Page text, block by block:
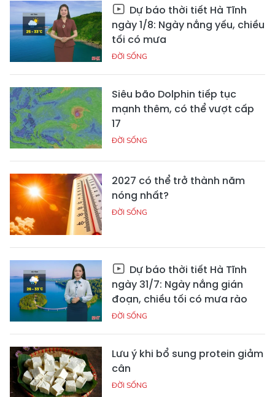
Dự báo thời tiết Hà Tĩnh
ngày 1/8: Ngày nắng yếu, chiều
tối có mưa
ĐỜI SỐNG
Siêu bão Dolphin tiếp tục
mạnh thêm, có thể vượt cấp
17
ĐỜI SỐNG
2027 có thể trở thành năm
nóng nhất?
ĐỜI SỐNG
Dự báo thời tiết Hà Tĩnh
ngày 31/7: Ngày nắng gián
đoạn, chiều tối có mưa rào
ĐỜI SỐNG
Lưu ý khi bổ sung protein giảm
cân
ĐỜI SỐNG